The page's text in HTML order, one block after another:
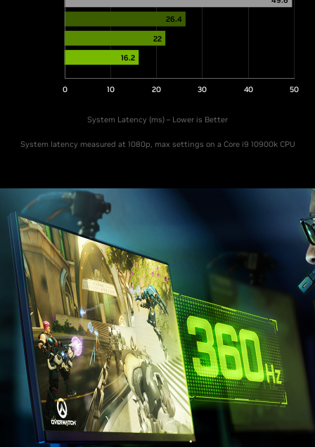
0 10 20 30 40 50
26.4
22
16.2
System Latency (ms) – Lower is Better
System latency measured at 1080p, max settings on a Core i9 10900k CPU